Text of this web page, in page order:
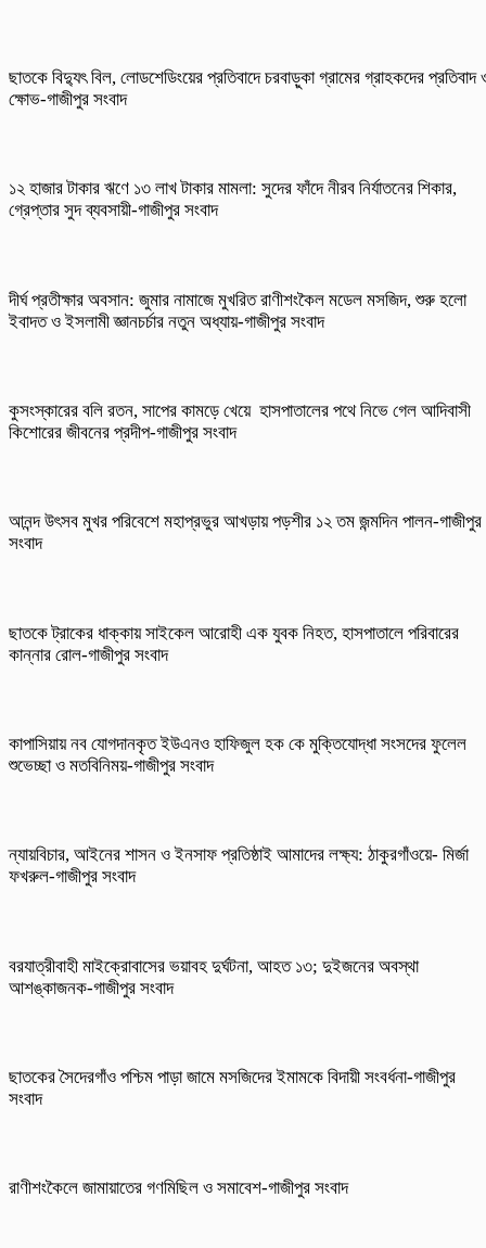
ছাতকে বিদ্যুৎ বিল, লোডশেডিংয়ের প্রতিবাদে চরবাড়ুকা গ্রামের গ্রাহকদের প্রতিবাদ
ক্ষোভ-গাজীপুর সংবাদ
১২ হাজার টাকার ঋণে ১৩ লাখ টাকার মামলা: সুদের ফাঁদে নীরব নির্যাতনের শিকার,
গ্রেপ্তার সুদ ব্যবসায়ী-গাজীপুর সংবাদ
দীর্ঘ প্রতীক্ষার অবসান: জুমার নামাজে মুখরিত রাণীশংকৈল মডেল মসজিদ, শুরু হলো
ইবাদত ও ইসলামী জ্ঞানচর্চার নতুন অধ্যায়-গাজীপুর সংবাদ
কুসংস্কারের বলি রতন, সাপের কামড়ে খেয়ে হাসপাতালের পথে নিভে গেল আদিবাসী
কিশোরের জীবনের প্রদীপ-গাজীপুর সংবাদ
আনন্দ উৎসব মুখর পরিবেশে মহাপ্রভুর আখড়ায় পড়শীর ১২ তম জন্মদিন পালন-গাজীপুর
সংবাদ
ছাতকে ট্রাকের ধাক্কায় সাইকেল আরোহী এক যুবক নিহত, হাসপাতালে পরিবারের
কান্নার রোল-গাজীপুর সংবাদ
কাপাসিয়ায় নব যোগদানকৃত ইউএনও হাফিজুল হক কে মুক্তিযোদ্ধা সংসদের ফুলেল
শুভেচ্ছা ও মতবিনিময়-গাজীপুর সংবাদ
ন্যায়বিচার, আইনের শাসন ও ইনসাফ প্রতিষ্ঠাই আমাদের লক্ষ্য: ঠাকুরগাঁওয়ে- মির্জা
ফখরুল-গাজীপুর সংবাদ
বরযাত্রীবাহী মাইক্রোবাসের ভয়াবহ দুর্ঘটনা, আহত ১৩; দুইজনের অবস্থা
আশঙ্কাজনক-গাজীপুর সংবাদ
ছাতকের সৈদেরগাঁও পশ্চিম পাড়া জামে মসজিদের ইমামকে বিদায়ী সংবর্ধনা-গাজীপুর
সংবাদ
রাণীশংকৈলে জামায়াতের গণমিছিল ও সমাবেশ-গাজীপুর সংবাদ